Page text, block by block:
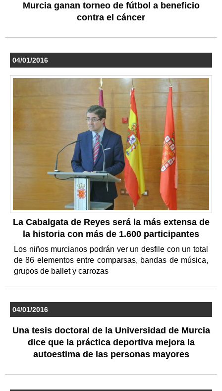
Murcia ganan torneo de fútbol a beneficio
contra el cáncer
04/01/2016
La Cabalgata de Reyes será la más extensa de
la historia con más de 1.600 participantes
Los niños murcianos podrán ver un desfile con un total
de 86 elementos entre comparsas, bandas de música,
grupos de ballet y carrozas
04/01/2016
Una tesis doctoral de la Universidad de Murcia
dice que la práctica deportiva mejora la
autoestima de las personas mayores